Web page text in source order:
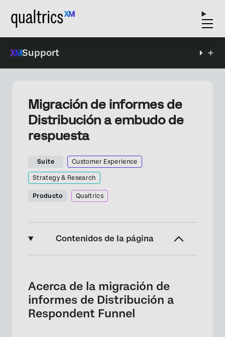
Support
Migración de informes de
Distribución a embudo de
respuesta
Suite Customer Experience
Strategy & Research
Producto Qualtrics
Contenidos de la página
Habilitación del embudo de respuesta
Habilitación de campos de datos integrados
Acerca de la migración de
informes de Distribución a
Respondent Funnel